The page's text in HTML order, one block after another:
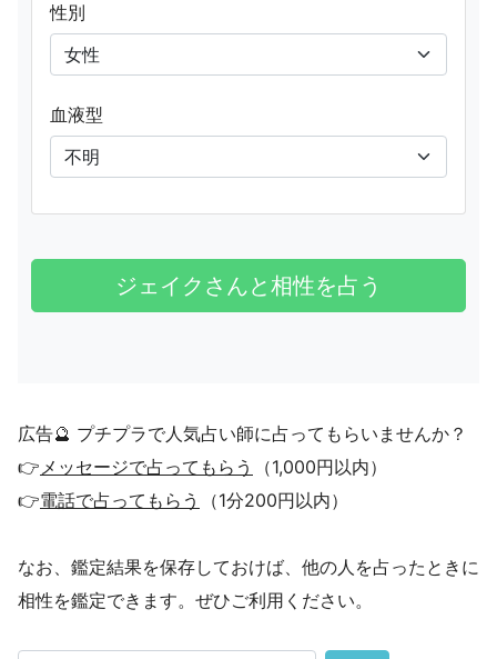
性別
血液型
広告🔮 プチプラで人気占い師に占ってもらいませんか？
👉メッセージで占ってもらう
（1,000円以内）
👉電話で占ってもらう （1分200円以内）
なお、鑑定結果を保存しておけば、他の人を占ったときに
相性を鑑定できます。ぜひご利用ください。